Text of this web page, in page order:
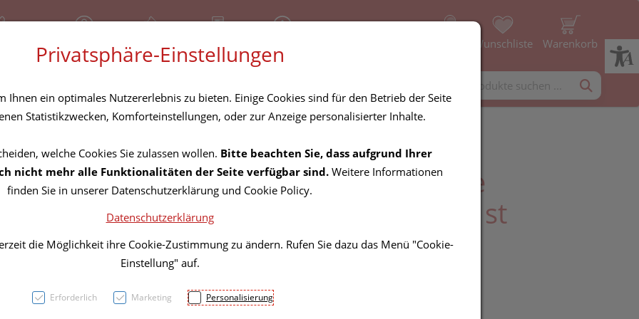
Geschlossen Über uns Rezept-Anfrage Wunschliste Warenkorb
Zahnbuersten Tepe
Prothesen Classic 1st
2,65 EUR
Privatsphäre-Einstellungen
Ihnen ein optimales Nutzererlebnis zu bieten. Einige Cookies sind für den Betrieb der Seite
Statistikzwecken, Komforteinstellungen, oder zur Anzeige personalisierter Inhalte.
welche Cookies Sie zulassen wollen. Bitte beachten Sie, dass aufgrund Ihrer
nicht mehr alle Funktionalitäten der Seite verfügbar sind. Weitere Informationen
finden Sie in unserer Datenschutzerklärung und Cookie Policy.
Datenschutzerklärung
die Möglichkeit ihre Cookie-Zustimmung zu ändern. Rufen Sie dazu das Menü "Cookie-
Einstellung" auf.
Erforderlich Marketing Personalisierung